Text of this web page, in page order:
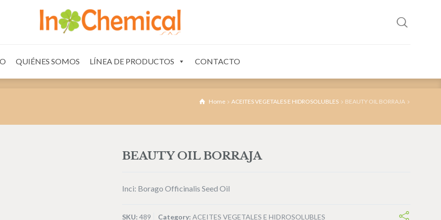
QUIÉNES SOMOS LÍNEA DE PRODUCTOS CONTACTO
CONTACTO
Home ACEITES VEGETALES E HIDROSOLUBLES BEAUTY OIL BORRAJA
BEAUTY OIL BORRAJA
Inci: Borago Officinalis Seed Oil
SKU:489 Category:ACEITES VEGETALES E HIDROSOLUBLES